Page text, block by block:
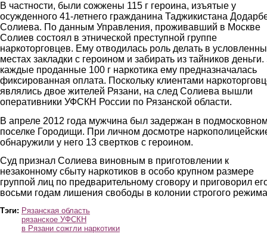
В частности, были сожжены 115 г героина, изъятые у
осужденного 41-летнего гражданина Таджикистана
Солиева. По данным Управления, проживавший в Москве
Солиев состоял в этнической преступной группе
наркоторговцев. Ему отводилась роль делать в
местах закладки с героином и забирать из тайников деньги.
каждые проданные 100 г наркотика ему предназначалась
фиксированная оплата. Поскольку клиентами
являлись двое жителей Рязани, на след Солиева вышли
оперативники УФСКН России по Рязанской области.
В апреле 2012 года мужчина был задержан в
поселке Городищи. При личном досмотре
обнаружили у него 13 свертков с героином.
Суд признал Солиева виновным в приготовлении к
незаконному сбыту наркотиков в особо крупном размере
группой лиц по предварительному сговору и приговорил
восьми годам лишения свободы в колонии строгого
Тэги: Рязанская область
рязанское УФСКН
в Рязани сожгли наркотики